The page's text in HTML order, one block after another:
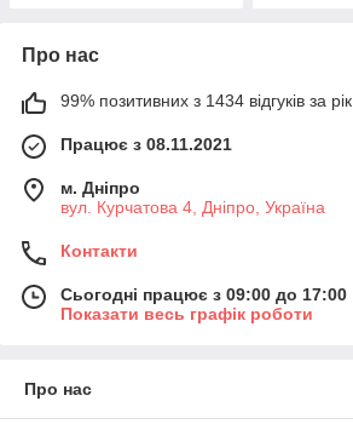
Про нас
99% позитивних з 1434 відгуків за рік
Працює з 08.11.2021
м. Дніпро
вул. Курчатова 4, Дніпро, Україна
Контакти
Сьогодні працює з 09:00 до 17:00
Показати весь графік роботи
Про нас